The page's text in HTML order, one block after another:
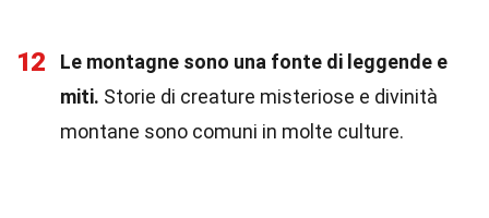
12
Le montagne sono una fonte di leggende e
miti. Storie di creature misteriose e divinità
montane sono comuni in molte culture.